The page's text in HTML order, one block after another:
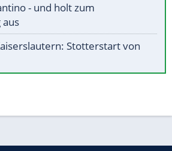
- und holt zum
aus
Stotterstart von